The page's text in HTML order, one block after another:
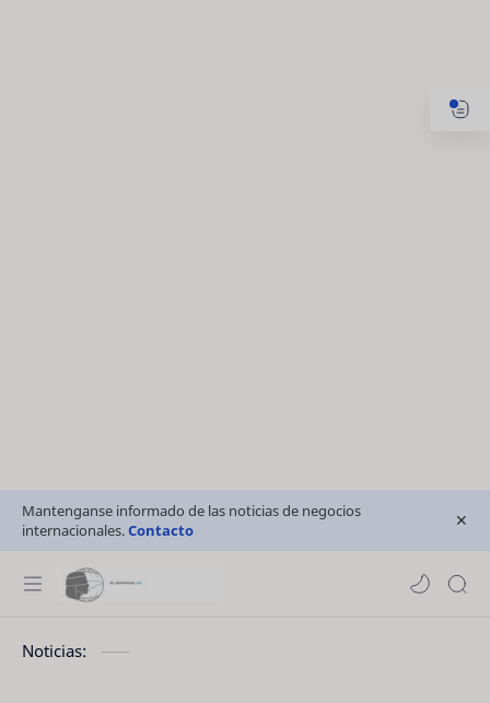
Mantenganse informado de las noticias de negocios
internacionales.Contacto
Noticias: